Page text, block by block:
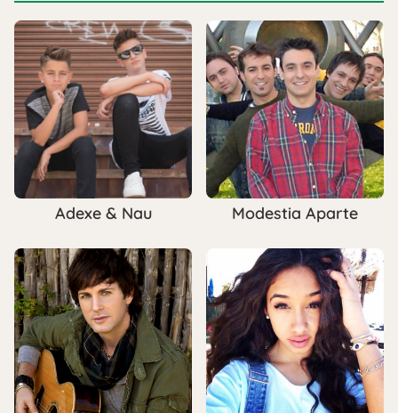
Adexe & Nau Modestia Aparte